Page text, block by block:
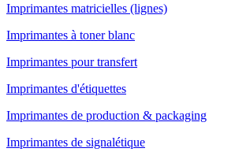
Imprimantes matricielles (lignes)
Imprimantes à toner blanc
Imprimantes pour transfert
Imprimantes d'étiquettes
Imprimantes de production & packaging
Imprimantes de signalétique